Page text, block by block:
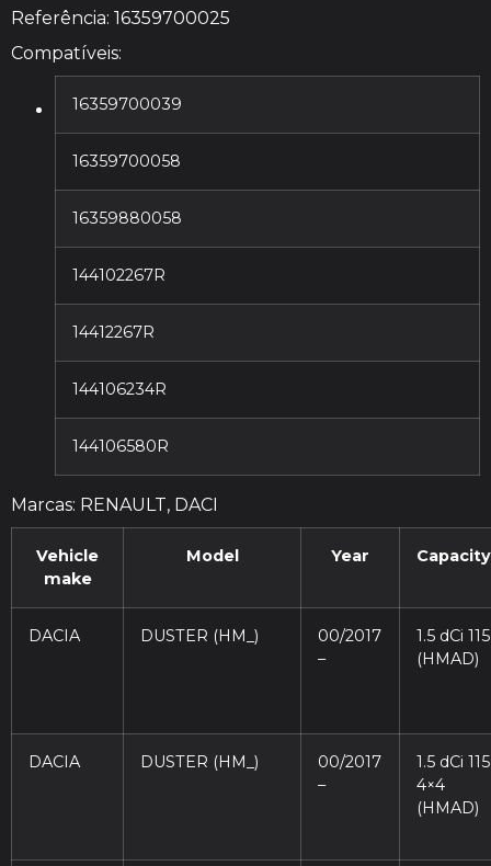
Referência: 16359700025
Compatíveis:
16359700039
16359700058
16359880058
144102267R
14412267R
144106234R
144106580R
Marcas: RENAULT, DACI
Vehicle
make
Model Year Capacity
DACIA DUSTER (HM_)
00/2017
–
1.5 dCi 115
(HMAD)
DACIA DUSTER (HM_)
00/2017
–
1.5 dCi 115
4×4
(HMAD)